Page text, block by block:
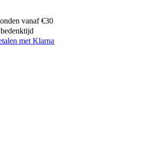
vanaf €30
met Klarna